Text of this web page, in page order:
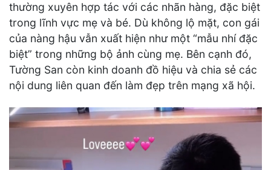
thường xuyên hợp tác với các nhãn hàng, đặc biệt
trong lĩnh vực mẹ và bé. Dù không lộ mặt, con gái
của nàng hậu vẫn xuất hiện như một “mẫu nhí đặc
biệt” trong những bộ ảnh cùng mẹ. Bên cạnh đó,
Tường San còn kinh doanh đồ hiệu và chia sẻ các
nội dung liên quan đến làm đẹp trên mạng xã hội.